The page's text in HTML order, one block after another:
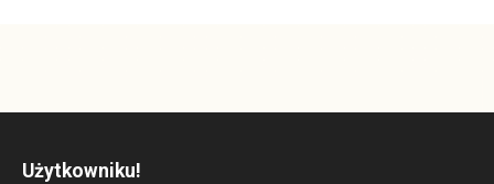
Użytkowniku!